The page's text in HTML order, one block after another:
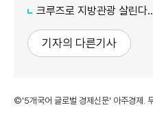
크루즈로 지방관광 살린다…
기자의 다른기사
©'5개국어 글로벌 경제신문' 아주경제.